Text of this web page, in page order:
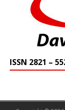
ISSN 2821 –